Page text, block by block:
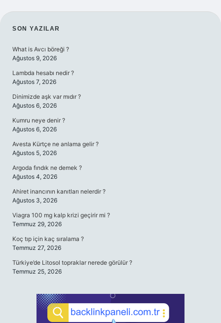
SIDEBAR
SON YAZILAR
What is Avcı böreği ?
Ağustos 9, 2026
Lambda hesabı nedir ?
Ağustos 7, 2026
Dinimizde aşk var mıdır ?
Ağustos 6, 2026
Kumru neye denir ?
Ağustos 6, 2026
Avesta Kürtçe ne anlama gelir ?
Ağustos 5, 2026
Argoda fındık ne demek ?
Ağustos 4, 2026
Ahiret inancının kanıtları nelerdir ?
Ağustos 3, 2026
Viagra 100 mg kalp krizi geçirir mi ?
Temmuz 29, 2026
Koç tıp için kaç sıralama ?
Temmuz 27, 2026
Türkiye’de Litosol topraklar nerede görülür ?
Temmuz 25, 2026